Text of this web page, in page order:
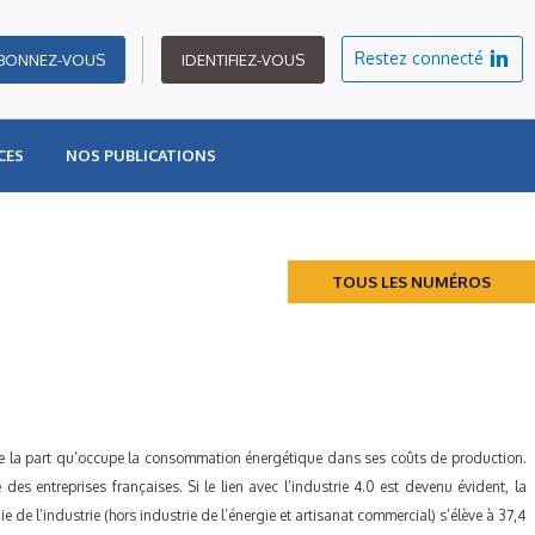
VOUS IDENTIFIEZ-VOUS Restez connecté
NOS PUBLICATIONS
TOUS LES NUMÉROS
la part qu’occupe la consommation énergétique dans ses coûts de production.
entreprises françaises. Si le lien avec l’industrie 4.0 est devenu évident, la
l’industrie (hors industrie de l’énergie et artisanat commercial) s’élève à 37,4